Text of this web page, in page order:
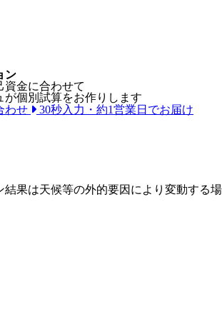
ン
資金に合わせて
が個別試算をお作りします
わせ
30秒入力・約1営業日でお届け
果は天候等の外的要因により変動する場